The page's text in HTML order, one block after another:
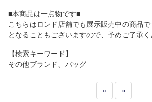
■本商品は一点物です■
こちらはロンド店舗でも展示販売中の商品
となることもございますので、予めご了承く
【検索キーワード】
その他ブランド、バッグ
« »